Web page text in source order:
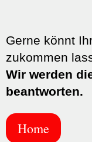
Gerne könnt
zukommen
Wir werden
beantworten.
Home